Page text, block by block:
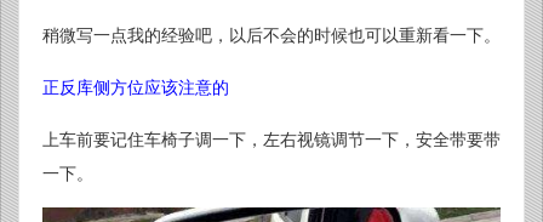
稍微写一点我的经验吧，以后不会的时候也可以重新看一下。
正反库侧方位应该注意的
上车前要记住车椅子调一下，左右视镜调节一下，安全带要带
一下。